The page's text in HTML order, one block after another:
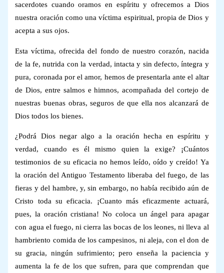
sacerdotes cuando oramos en espíritu y ofrecemos a Dios
nuestra oración como una víctima espiritual, propia de Dios y
acepta a sus ojos.
Esta víctima, ofrecida del fondo de nuestro corazón, nacida
de la fe, nutrida con la verdad, intacta y sin defecto, íntegra y
pura, coronada por el amor, hemos de presentarla ante el altar
de Dios, entre salmos e himnos, acompañada del cortejo de
nuestras buenas obras, seguros de que ella nos alcanzará de
Dios todos los bienes.
¿Podrá Dios negar algo a la oración hecha en espíritu y
verdad, cuando es él mismo quien la exige? ¡Cuántos
testimonios de su eficacia no hemos leído, oído y creído! Ya
la oración del Antiguo Testamento liberaba del fuego, de las
fieras y del hambre, y, sin embargo, no había recibido aún de
Cristo toda su eficacia. ¡Cuanto más eficazmente actuará,
pues, la oración cristiana! No coloca un ángel para apagar
con agua el fuego, ni cierra las bocas de los leones, ni lleva al
hambriento comida de los campesinos, ni aleja, con el don de
su gracia, ningún sufrimiento; pero enseña la paciencia y
aumenta la fe de los que sufren, para que comprendan que